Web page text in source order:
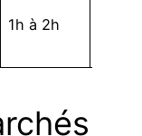
1h à 2h